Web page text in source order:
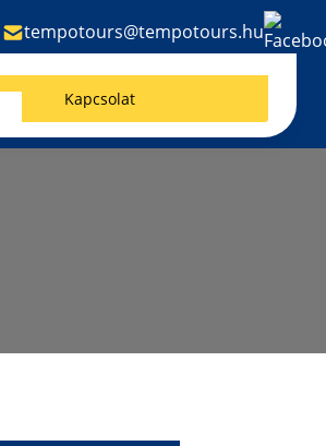
tempotours@tempotours.hu
Kapcsolat